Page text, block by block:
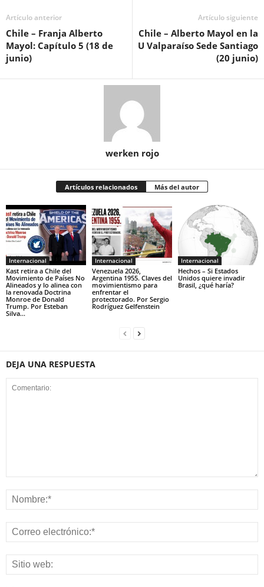
Artículo anterior
Chile – Franja Alberto
Mayol: Capítulo 5 (18 de
junio)
Artículo siguiente
Chile – Alberto Mayol en la
U Valparaíso Sede Santiago
(20 junio)
werken rojo
Artículos relacionados Más del autor
Internacional
Kast retira a Chile del
Movimiento de Países No
Alineados y lo alinea con
la renovada Doctrina
Monroe de Donald
Trump. Por Esteban
Silva...
Internacional
Venezuela 2026,
Argentina 1955. Claves del
movimientismo para
enfrentar el
protectorado. Por Sergio
Rodríguez Gelfenstein
Internacional
Hechos – Si Estados
Unidos quiere invadir
Brasil, ¿qué haría?
DEJA UNA RESPUESTA